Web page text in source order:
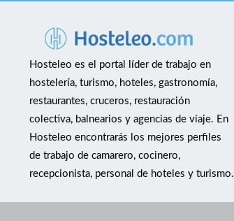
Hosteleo es el portal líder de trabajo en
hostelería, turismo, hoteles, gastronomía,
restaurantes, cruceros, restauración
colectiva, balnearios y agencias de viaje. En
Hosteleo encontrarás los mejores perfiles
de trabajo de camarero, cocinero,
recepcionista, personal de hoteles y turismo.